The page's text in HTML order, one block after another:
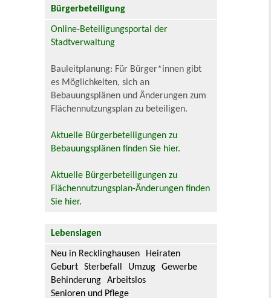
Bürgerbeteiligung
Online-Beteiligungsportal der
Stadtverwaltung
Bauleitplanung: Für Bürger*innen gibt
es Möglichkeiten, sich an
Bebauungsplänen und Änderungen zum
Flächennutzungsplan zu beteiligen.
Aktuelle Bürgerbeteiligungen zu
Bebauungsplänen finden Sie hier.
Aktuelle Bürgerbeteiligungen zu
Flächennutzungsplan-Änderungen finden
Sie hier.
Lebenslagen
Neu in Recklinghausen
Heiraten
Geburt
Sterbefall Umzug
Gewerbe
Behinderung
Arbeitslos
Senioren und Pflege